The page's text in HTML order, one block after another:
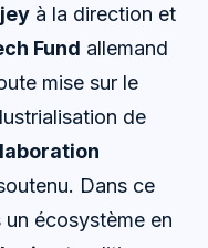
à la direction et
Fund allemand
mise sur le
de
Dans ce
écosystème en